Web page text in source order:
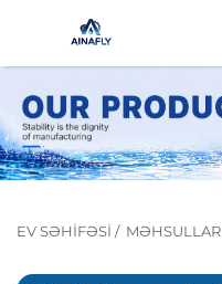
EV SƏHIFƏSI / MƏHSULLAR